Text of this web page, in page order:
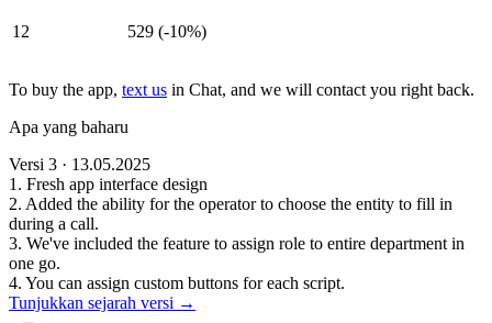
12 529 (-10%)
To buy the app, text us in Chat, and we will contact you right back.
Apa yang baharu
Versi 3 · 13.05.2025
1. Fresh app interface design
2. Added the ability for the operator to choose the entity to fill in
during a call.
3. We've included the feature to assign role to entire department in
one go.
4. You can assign custom buttons for each script.
Tunjukkan sejarah versi →